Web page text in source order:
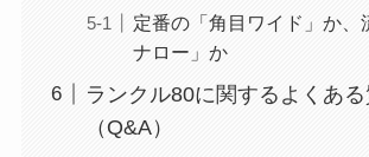
定番の「角目ワイド」か、
ナロー」か
ランクル80に関するよくある
（Q&A）